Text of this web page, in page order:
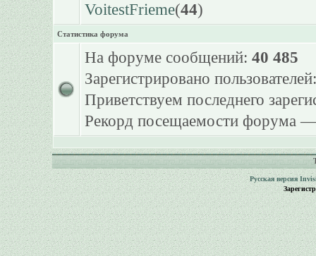
VoitestFrieme(44)
Статистика форума
На форуме сообщений: 40 485
Зарегистрировано
Приветствуем последнего
Рекорд посещаемости форума
Русская версия